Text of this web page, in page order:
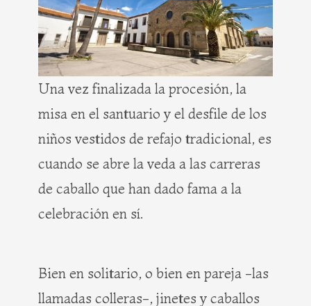
Una vez finalizada la procesión, la
misa en el santuario y el desfile de los
niños vestidos de refajo tradicional, es
cuando se abre la veda a las carreras
de caballo que han dado fama a la
celebración en sí.
Bien en solitario, o bien en pareja -las
llamadas colleras-, jinetes y caballos